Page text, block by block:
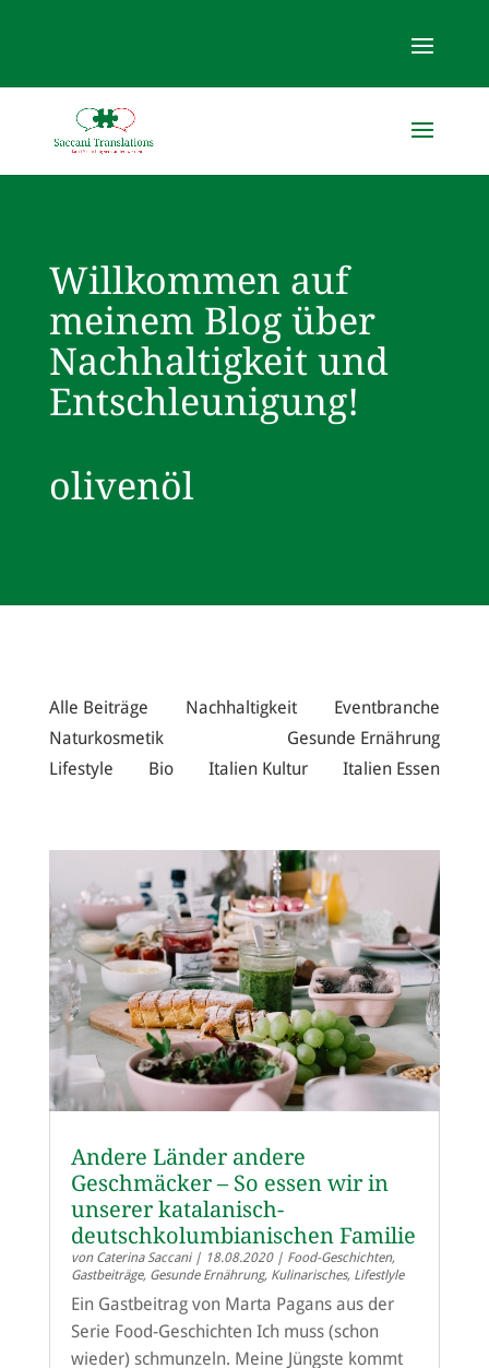
Willkommen auf
meinem Blog über
Nachhaltigkeit und
Entschleunigung!
olivenöl
Alle Beiträge Nachhaltigkeit
Eventbranche
Naturkosmetik
Gesunde Ernährung
Lifestyle
Bio Italien Kultur Italien Essen
Andere Länder andere
Geschmäcker – So essen wir in
unserer katalanisch-
deutschkolumbianischen Familie
von Caterina Saccani| 18.08.2020| Food-Geschichten,
Gastbeiträge, Gesunde Ernährung, Kulinarisches, Lifestlyle
Ein Gastbeitrag von Marta Pagans aus der
Serie Food-Geschichten Ich muss (schon
wieder) schmunzeln. Meine Jüngste kommt